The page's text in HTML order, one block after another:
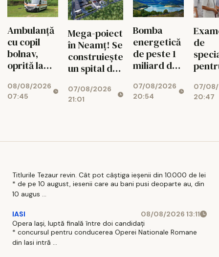
Ambulanță
cu copil
bolnav,
oprită la
face
verificări
08/08/2026
07:45
Mega-poiect
în Neamț! Se
construiește
un spital de
miliarde de
lei, cu 469
07/08/2026
21:01
Bomba
energetică
de peste 1
miliard de
Bicaz! Un
munte va
07/08/2026
20:54
de
07/
20:47
Titlurile Tezaur revin. Cât pot câștiga ieșenii din 10.000 de lei
* de pe 10 august, iesenii care au bani pusi deoparte au, din
10 augus ...
IASI
08/08/2026 13:11
Opera Iași, luptă finală între doi candidați
* concursul pentru conducerea Operei Nationale Romane
din Iasi intră ...